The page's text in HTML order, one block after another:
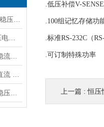
.低压补偿V-
.100组记忆存储
.标准RS-232C（
.可订制特殊功率
上一篇 :恒压